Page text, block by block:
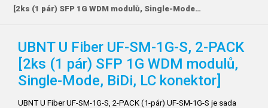
[2ks (1 pár) SFP 1G WDM modulů, Single-Mode…
UBNT U Fiber UF-SM-1G-S, 2-PACK
[2ks (1 pár) SFP 1G WDM modulů,
Single-Mode, BiDi, LC konektor]
UBNT U Fiber UF-SM-1G-S, 2-PACK (1-pár) UF-SM-1G-S je sada